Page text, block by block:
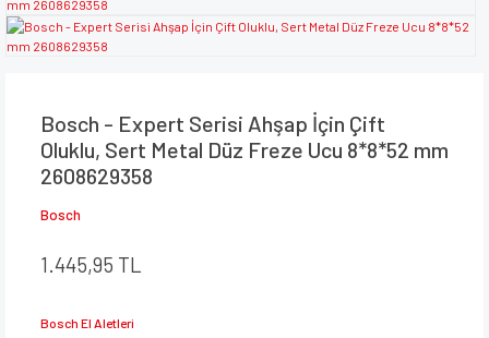
Bosch - Expert Serisi Ahşap İçin Çift
Oluklu, Sert Metal Düz Freze Ucu 8*8*52 mm
2608629358
Bosch
1.445,95 TL
Bosch El Aletleri